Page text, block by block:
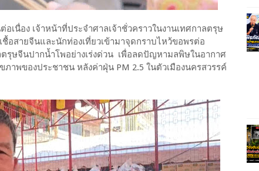
นื่อง เจ้าหน้าที่ประจำศาลเจ้าชั่วคราวในงานเทศกาลตรุษ
ชื้อสายจีนและนักท่องเที่ยวเข้ามาจุดกราบไหว้ขอพรต่อ
ตรุษจีนปากน้ำโพอย่างเร่งด่วน เพื่อลดปัญหามลพิษในอากาศ
าพของประชาชน หลังค่าฝุ่น PM 2.5 ในตัวเมืองนครสวรรค์